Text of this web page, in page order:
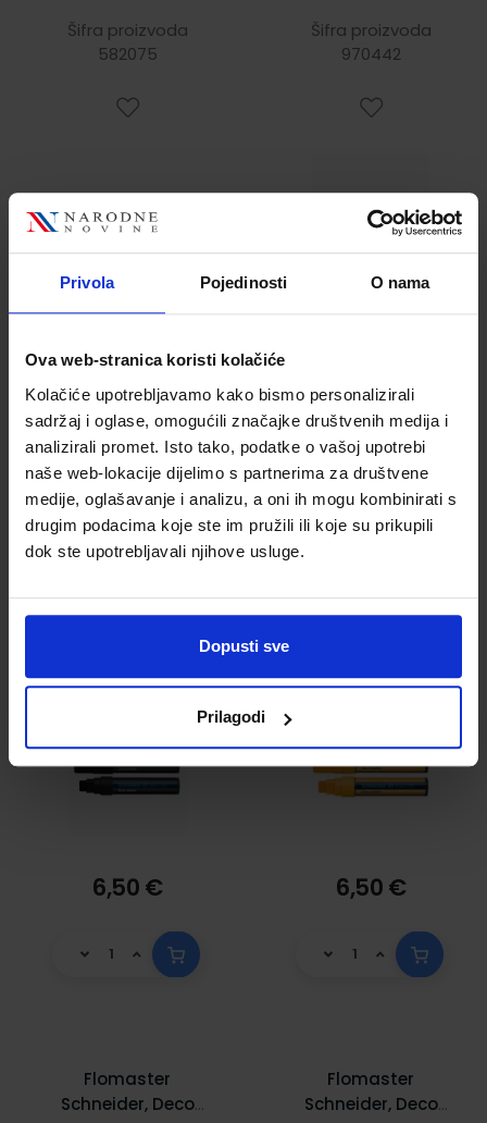
Privola Pojedinosti O nama
Ova web-stranica koristi kolačiće
Kolačiće upotrebljavamo kako bismo personalizirali
sadržaj i oglase, omogućili značajke društvenih medija i
analizirali promet. Isto tako, podatke o vašoj upotrebi
naše web-lokacije dijelimo s partnerima za društvene
medije, oglašavanje i analizu, a oni ih mogu kombinirati s
drugim podacima koje ste im pružili ili koje su prikupili
dok ste upotrebljavali njihove usluge.
Dopusti sve
Prilagodi
Šifra proizvoda
582075
0,80 €
tekuća kreda, 2-15
mm, bijeli
Šifra proizvoda
970442
Flomaster
Schneider, Deco
Marker Maxx 260,
mm, crni
Šifra proizvoda
511043
6,50 €
Flomaster
Schneider, Deco
mm, narančasti
Šifra proizvoda
941370
6,50 €
Flomaster
Schneider, Deco
Flomaster
Schneider, Deco